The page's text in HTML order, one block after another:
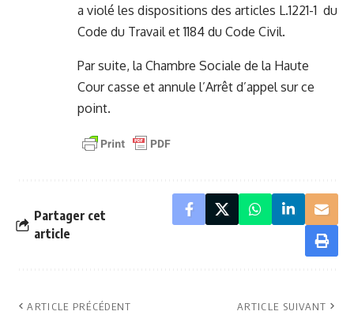
a violé les dispositions des articles L.1221-1 du
Code du Travail et 1184 du Code Civil.
Par suite, la Chambre Sociale de la Haute
Cour casse et annule l’Arrêt d’appel sur ce
point.
Partager cet
article
ARTICLE PRÉCÉDENT ARTICLE SUIVANT